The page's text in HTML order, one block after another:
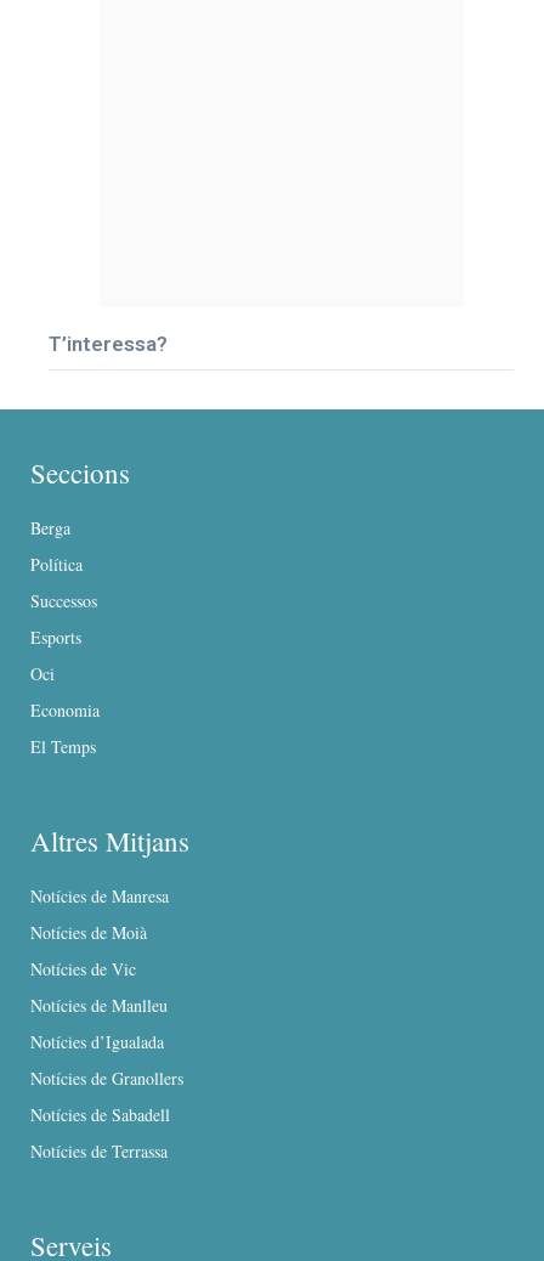
T’interessa?
Seccions
Berga
Política
Successos
Esports
Oci
Economia
El Temps
Altres Mitjans
Notícies de Manresa
Notícies de Moià
Notícies de Vic
Notícies de Manlleu
Notícies d’Igualada
Notícies de Granollers
Notícies de Sabadell
Notícies de Terrassa
Serveis